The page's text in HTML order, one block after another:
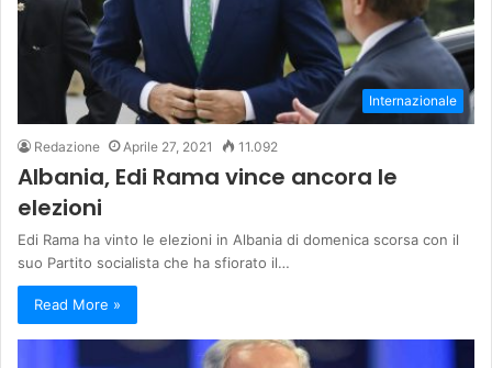
Internazionale
Redazione Aprile 27, 2021 11.092
Albania, Edi Rama vince ancora le
elezioni
Edi Rama ha vinto le elezioni in Albania di domenica scorsa con il
suo Partito socialista che ha sfiorato il…
Read More »